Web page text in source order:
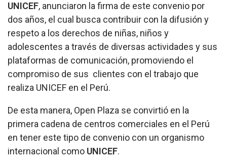
UNICEF, anunciaron la firma de este convenio por
dos años, el cual busca contribuir con la difusión y
respeto a los derechos de niñas, niños y
adolescentes a través de diversas actividades y sus
plataformas de comunicación, promoviendo el
compromiso de sus clientes con el trabajo que
realiza UNICEF en el Perú.
De esta manera, Open Plaza se convirtió en la
primera cadena de centros comerciales en el Perú
en tener este tipo de convenio con un organismo
internacional como UNICEF.